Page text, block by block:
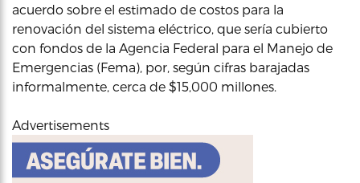
acuerdo sobre el estimado de costos para la
renovación del sistema eléctrico, que sería cubierto
con fondos de la Agencia Federal para el Manejo de
Emergencias (Fema), por, según cifras barajadas
informalmente, cerca de $15,000 millones.
Advertisements